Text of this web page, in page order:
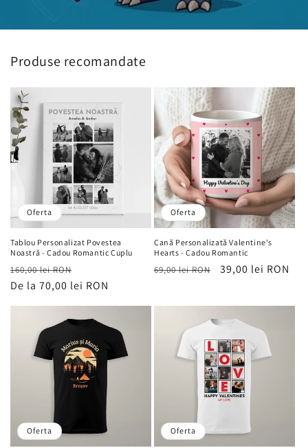
Produse recomandate
Oferta
Tablou Personalizat Povestea
Noastră - Cadou Romantic Cuplu
Preț
obișnuit
160,00 lei RON
de
De la 70,00 lei RON
Oferta
Cană Personalizată Valentine's
Hearts - Cadou Romantic
Preț
69,00 lei RON
Preț
39,00 lei RON
Oferta Oferta